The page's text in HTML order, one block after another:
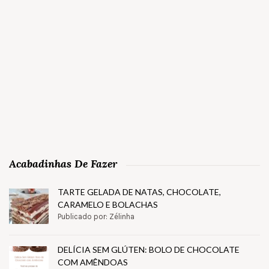
Acabadinhas De Fazer
TARTE GELADA DE NATAS, CHOCOLATE,
CARAMELO E BOLACHAS
Publicado por: Zélinha
DELÍCIA SEM GLÚTEN: BOLO DE CHOCOLATE
COM AMÊNDOAS